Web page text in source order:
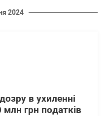
2024
в ухиленні
млн грн податків